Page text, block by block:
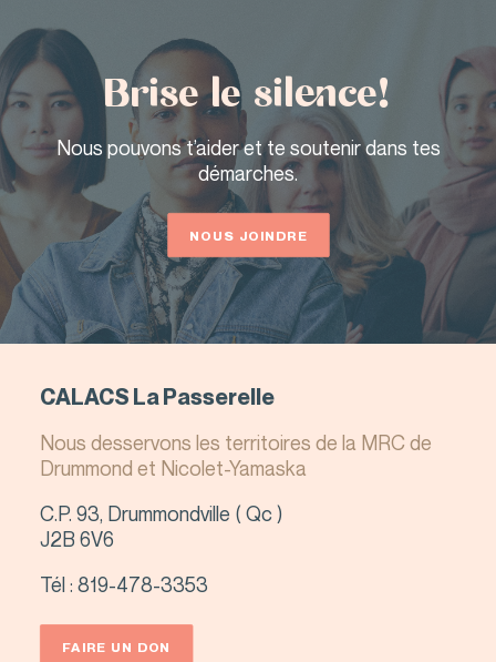
Brise le silence!
Nous pouvons t’aider et te soutenir dans tes
démarches.
NOUS JOINDRE
CALACS La Passerelle
Nous desservons les territoires de la MRC de
Drummond et Nicolet-Yamaska
C.P. 93, Drummondville ( Qc )
J2B 6V6
Tél : 819-478-3353
FAIRE UN DON